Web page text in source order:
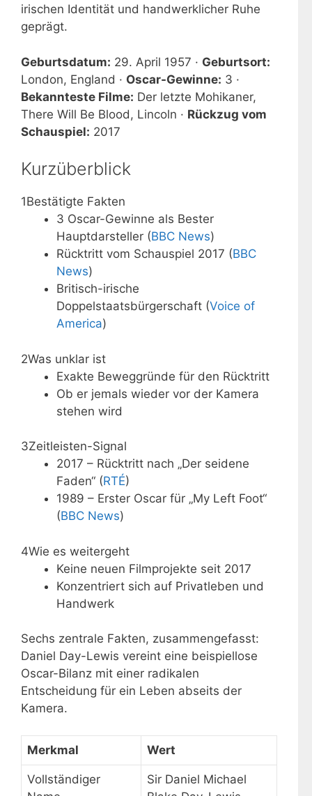
irischen Identität und handwerklicher Ruhe
geprägt.
Geburtsdatum: 29. April 1957 · Geburtsort:
London, England · Oscar-Gewinne: 3 ·
Bekannteste Filme: Der letzte Mohikaner,
There Will Be Blood, Lincoln · Rückzug vom
Schauspiel: 2017
Kurzüberblick
1Bestätigte Fakten
3 Oscar-Gewinne als Bester
Hauptdarsteller (BBC News)
Rücktritt vom Schauspiel 2017 (BBC
News)
Britisch-irische
Doppelstaatsbürgerschaft (Voice of
America)
2Was unklar ist
Exakte Beweggründe für den Rücktritt
Ob er jemals wieder vor der Kamera
stehen wird
3Zeitleisten-Signal
2017 – Rücktritt nach „Der seidene
Faden“ (RTÉ)
1989 – Erster Oscar für „My Left Foot“
(BBC News)
4Wie es weitergeht
Keine neuen Filmprojekte seit 2017
Konzentriert sich auf Privatleben und
Handwerk
Sechs zentrale Fakten, zusammengefasst:
Daniel Day-Lewis vereint eine beispiellose
Oscar-Bilanz mit einer radikalen
Entscheidung für ein Leben abseits der
Kamera.
Merkmal Wert
Vollständiger
Sir Daniel Michael